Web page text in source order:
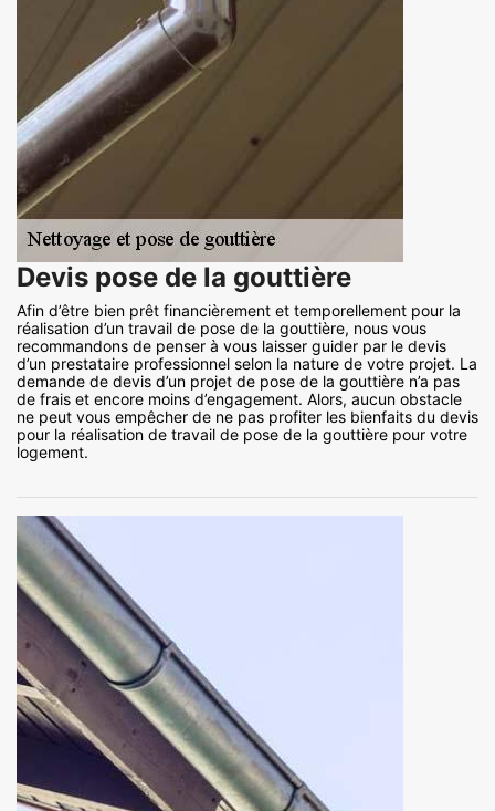
Devis pose de la gouttière
Afin d’être bien prêt financièrement et temporellement pour la
réalisation d’un travail de pose de la gouttière, nous vous
recommandons de penser à vous laisser guider par le devis
d’un prestataire professionnel selon la nature de votre projet. La
demande de devis d’un projet de pose de la gouttière n’a pas
de frais et encore moins d’engagement. Alors, aucun obstacle
ne peut vous empêcher de ne pas profiter les bienfaits du devis
pour la réalisation de travail de pose de la gouttière pour votre
logement.